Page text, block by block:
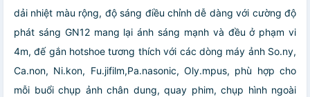
dải nhiệt màu rộng, độ sáng điều chỉnh dễ dàng với cường độ
phát sáng GN12 mang lại ánh sáng mạnh và đều ở phạm vi
4m, đế gắn hotshoe tương thích với các dòng máy ảnh So.ny,
Ca.non, Ni.kon, Fu.jifilm,Pa.nasonic, Oly.mpus, phù hợp cho
mỗi buổi chụp ảnh chân dung, quay phim, chụp hình ngoài